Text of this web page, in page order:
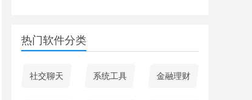
热门软件分类
社交聊天 系统工具 金融理财